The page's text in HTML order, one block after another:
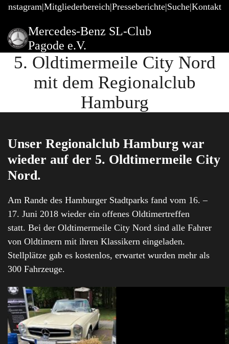
Mitgliederbereich Presseberichte Suche Kontakt
Mercedes-Benz SL-Club
Pagode e.V.
5. Oldtimermeile City Nord
mit dem Regionalclub
Hamburg
Unser Regionalclub Hamburg war
wieder auf der 5. Oldtimermeile City
Nord.
Am Rande des Hamburger Stadtparks fand vom 16. –
17. Juni 2018 wieder ein offenes Oldtimertreffen
statt. Bei der Oldtimermeile City Nord sind alle Fahrer
von Oldtimern mit ihren Klassikern eingeladen.
Stellplätze gab es kostenlos, erwartet wurden mehr als
300 Fahrzeuge.